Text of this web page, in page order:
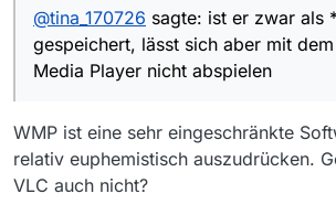
@menchensued sagte in
Responsecode 404 bei arte.de:
@tina_170726
Das Aufzeichnen per
mir (generell) nicht. Ich kann
Livestreams zwar ganz normal
ihn dann aber nach Ende der
Du hattest anfangs noch dazu
bei dir der Download des Films
@tina_170726 sagte: ist er zwar als
gespeichert, lässt sich aber mit
Media Player nicht abspielen
WMP ist eine sehr eingeschränkte
relativ euphemistisch auszudrücken.
VLC auch nicht?